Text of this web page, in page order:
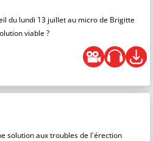
du lundi 13 juillet au micro de Brigitte
viable ?
solution aux troubles de l'érection